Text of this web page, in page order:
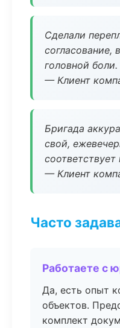
Сделали
согласование,
головной боли.
— Клиент
Бригада
свой,
соответствует
— Клиент
Часто
Работаете с
Да, есть опыт
объектов.
комплект